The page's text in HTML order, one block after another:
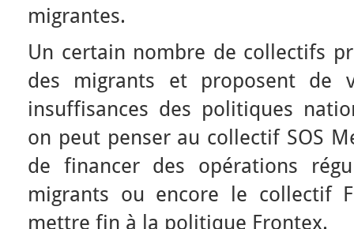
migrantes.
Un certain nombre de collectifs
des migrants et proposent de
insuffisances des politiques
on peut penser au collectif SOS
de financer des opérations
migrants ou encore le collectif
mettre fin à la politique Frontex.